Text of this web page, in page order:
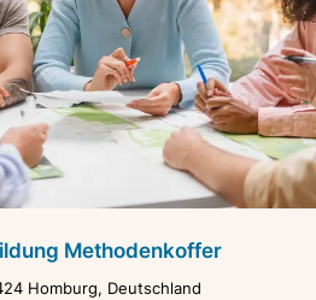
Methodenkoffer
Homburg, Deutschland